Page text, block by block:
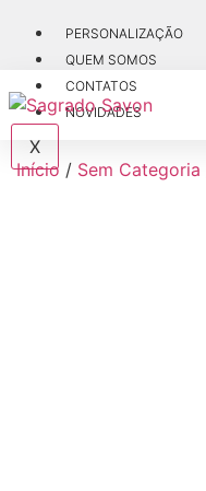
PERSONALIZAÇÃO
QUEM SOMOS
CONTATOS
NOVIDADES
X
Início / Sem Categoria